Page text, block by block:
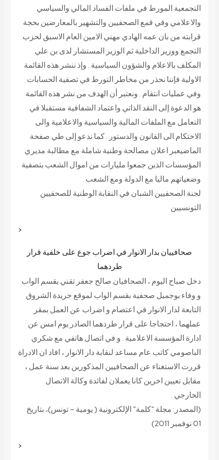
لجنة الصحفيين الشبان في النقابة الوطنية للصحفيين
التونسيين
<
صحافييان بدار الانوار في اضراب جوع على خلفية قرار
طردهما
دخل صباح اليوم ، الصحافيان صالح جعفر تقني بقسم الواب
و وفاء بوجميل صحفية بقسم الواب لموقع جريدة الشروق
التابعة لدار الانوار في اعتصام و اضراب عن العمل بمقر
عملهما ، احتجاجا على قرار طردهما الصادر يوم امس عن
ادارة المؤسسة الاعلامية . و في اتصال هاتفي مع شكري
الباصومي كاتب عام مساعد لنقابة دار الانوار ، افاد ان الادراة
قررت الاستغناء عن الصحافيين المذكورين بعد سنة عمل ،
مقابل تعيين اخرين كانا يعملان لفائدة وكالة الاتصال
الخارجي .
(المصدر: مجلة “كلمة” الإلكترونية ( يومية – تونس)، بتاريخ
01 نوفمبر 2011)
<